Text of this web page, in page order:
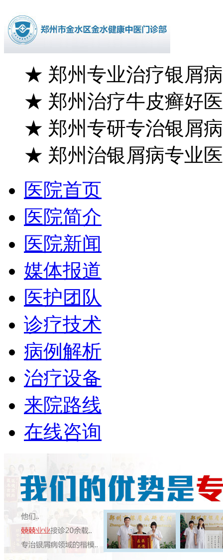
★ 郑州专业治疗银屑
★ 郑州治疗牛皮癣好
★ 郑州专研专治银屑
★ 郑州治银屑病专业
医院首页
医院简介
医院新闻
媒体报道
医护团队
诊疗技术
病例解析
治疗设备
来院路线
在线咨询